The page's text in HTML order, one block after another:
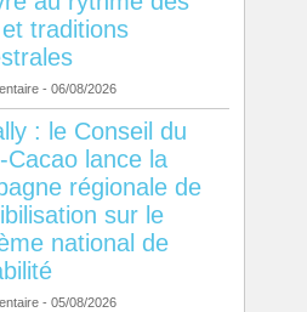
traditions
- 06/08/2026
: le Conseil du
Cacao lance la
régionale de
sur le
national de
- 05/08/2026